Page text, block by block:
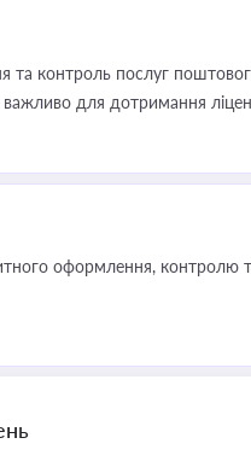
та контроль послуг
для дотримання
оформлення, контролю та